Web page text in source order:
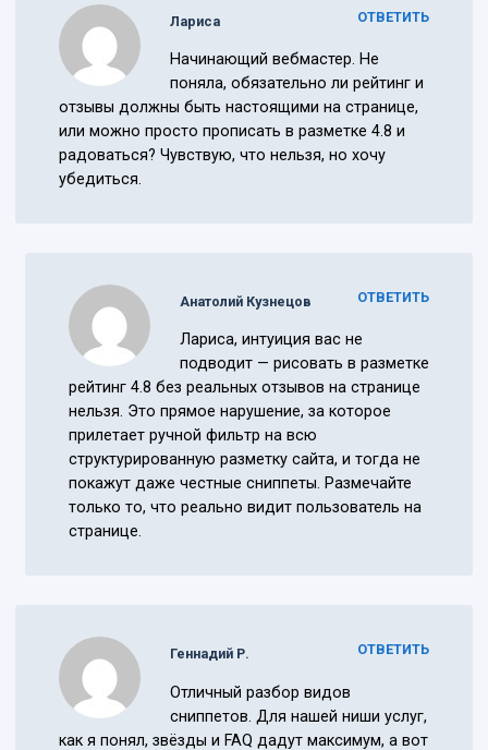
ОТВЕТИТЬ
Лариса
Начинающий вебмастер. Не
поняла, обязательно ли рейтинг и
отзывы должны быть настоящими на странице,
или можно просто прописать в разметке 4.8 и
радоваться? Чувствую, что нельзя, но хочу
убедиться.
ОТВЕТИТЬ
Анатолий Кузнецов
Лариса, интуиция вас не
подводит — рисовать в разметке
рейтинг 4.8 без реальных отзывов на странице
нельзя. Это прямое нарушение, за которое
прилетает ручной фильтр на всю
структурированную разметку сайта, и тогда не
покажут даже честные сниппеты. Размечайте
только то, что реально видит пользователь на
странице.
ОТВЕТИТЬ
Геннадий Р.
Отличный разбор видов
сниппетов. Для нашей ниши услуг,
как я понял, звёзды и FAQ дадут максимум, а вот